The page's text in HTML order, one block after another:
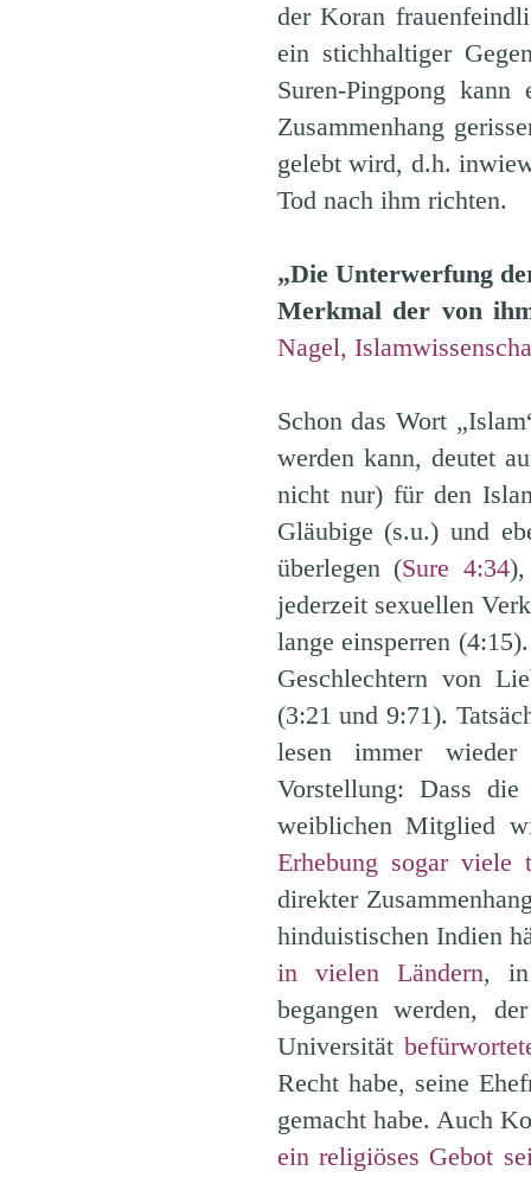
der Koran
ein stichhaltiger
Suren-Pingpong
Zusammenhang
gelebt wird, d.h.
Tod nach ihm richten.
„Die Unterwerfung
Merkmal der von
Nagel,
Schon das Wort
werden kann, deutet
nicht nur) für den
Gläubige (s.u.) und
überlegen (Sure 4:34),
jederzeit sexuellen
lange einsperren
Geschlechtern von
(3:21 und 9:71).
lesen immer wieder
Vorstellung: Dass
weiblichen Mitglied
Erhebung sogar viele
direkter
hinduistischen Indien
in vielen Ländern, in
begangen werden,
Universität
Recht habe, seine
gemacht habe. Auch
ein religiöses Gebot